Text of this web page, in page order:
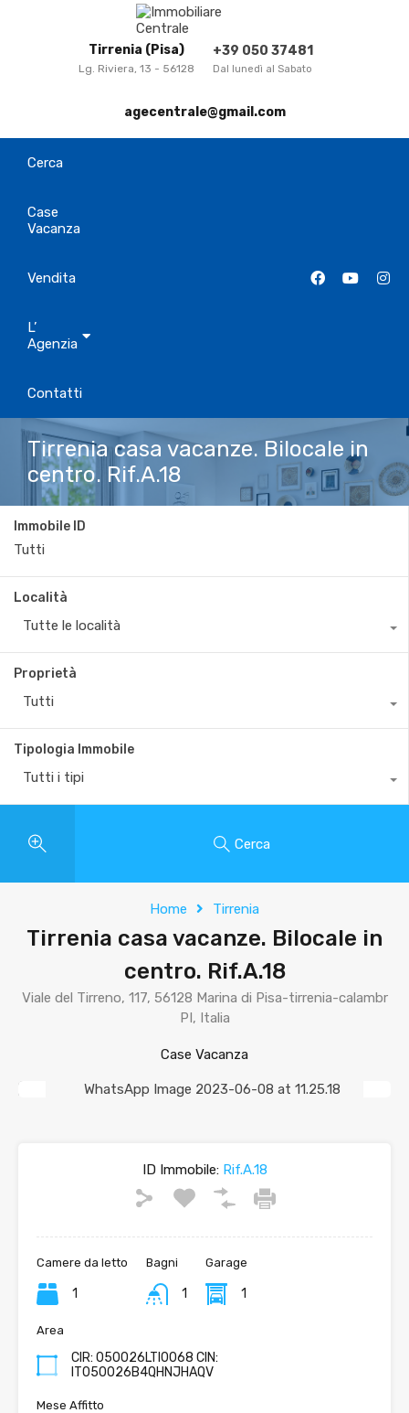
Tirrenia (Pisa)
Lg. Riviera, 13 - 56128
+39 050 37481
Dal lunedì al Sabato
agecentrale@gmail.com
Cerca
Case
Vacanza
Vendita
L’
Agenzia
Contatti
Tirrenia casa vacanze. Bilocale in
centro. Rif.A.18
Immobile ID
Località
Tutte le località
Proprietà
Tutti
Tipologia Immobile
Tutti i tipi
Cerca
Home Tirrenia
Tirrenia casa vacanze. Bilocale in
centro. Rif.A.18
Viale del Tirreno, 117, 56128 Marina di Pisa-tirrenia-calambr
PI, Italia
Case Vacanza
ID Immobile:Rif.A.18
Camere da letto
1
Bagni
1
Garage
1
Area
CIR: 050026LTI0068 CIN:
IT050026B4QHNJHAQV
Mese Affitto